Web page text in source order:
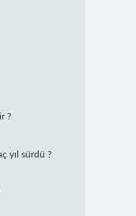
?
yıl sürdü ?